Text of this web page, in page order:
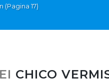
(Pagina 17)
CHICO